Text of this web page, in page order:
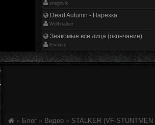
snegovik
Dead Autumn - Нарезка
Wolfstalker
Знакомые все лица (окончание)
Enclave
» Блог » Видео » STALKER (VF-STUNTMEN